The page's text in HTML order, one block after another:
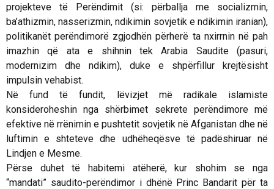
projekteve të Perëndimit (si: përballja me socializmin,
ba’athizmin, nasserizmin, ndikimin sovjetik e ndikimin iranian),
politikanët perëndimorë zgjodhën përherë ta nxirrnin në pah
imazhin që ata e shihnin tek Arabia Saudite (pasuri,
modernizim dhe ndikim), duke e shpërfillur krejtësisht
impulsin vehabist.
Në fund të fundit, lëvizjet më radikale islamiste
konsideroheshin nga shërbimet sekrete perëndimore më
efektive në rrënimin e pushtetit sovjetik në Afganistan dhe në
luftimin e shteteve dhe udhëheqësve të padëshiruar në
Lindjen e Mesme.
Përse duhet të habitemi atëherë, kur shohim se nga
“mandati” saudito-perëndimor i dhënë Princ Bandarit për ta